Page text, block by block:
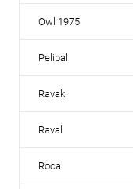
Owl 1975
Pelipal
Ravak
Raval
Roca